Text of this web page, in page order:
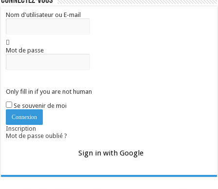
Nom d'utilisateur ou E-mail
Mot de passe
Only fill in if you are not human
Se souvenir de moi
Inscription
Mot de passe oublié ?
Sign in with Google